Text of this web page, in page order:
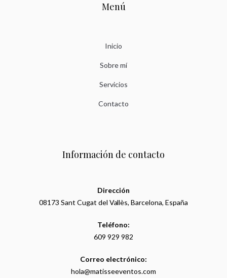
Menú
Inicio
Sobre mí
Servicios
Contacto
Información de contacto
Dirección
08173 Sant Cugat del Vallès, Barcelona, España
Teléfono:
609 929 982
Correo electrónico:
hola@matisseeventos.com